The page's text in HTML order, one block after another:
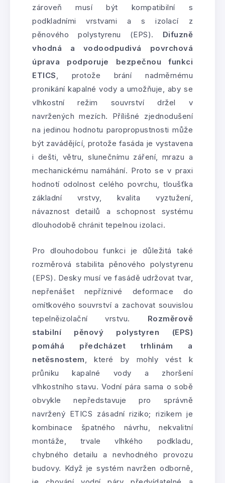
zároveň musí být kompatibilní s
podkladními vrstvami a s izolací z
pěnového polystyrenu (EPS). Difuzně
vhodná a vodoodpudivá povrchová
úprava podporuje bezpečnou funkci
ETICS, protože brání nadměrnému
pronikání kapalné vody a umožňuje, aby se
vlhkostní režim souvrství držel v
navržených mezích. Přílišné zjednodušení
na jedinou hodnotu paropropustnosti může
být zavádějící, protože fasáda je vystavena
i dešti, větru, slunečnímu záření, mrazu a
mechanickému namáhání. Proto se v praxi
hodnotí odolnost celého povrchu, tloušťka
základní vrstvy, kvalita vyztužení,
návaznost detailů a schopnost systému
dlouhodobě chránit tepelnou izolaci.
Pro dlouhodobou funkci je důležitá také
rozměrová stabilita pěnového polystyrenu
(EPS). Desky musí ve fasádě udržovat tvar,
nepřenášet nepříznivé deformace do
omítkového souvrství a zachovat souvislou
tepelněizolační vrstvu. Rozměrově
stabilní pěnový polystyren (EPS)
pomáhá předcházet trhlinám a
netěsnostem, které by mohly vést k
průniku kapalné vody a zhoršení
vlhkostního stavu. Vodní pára sama o sobě
obvykle nepředstavuje pro správně
navržený ETICS zásadní riziko; rizikem je
kombinace špatného návrhu, nekvalitní
montáže, trvale vlhkého podkladu,
chybného detailu a nevhodného provozu
budovy. Když je systém navržen odborně,